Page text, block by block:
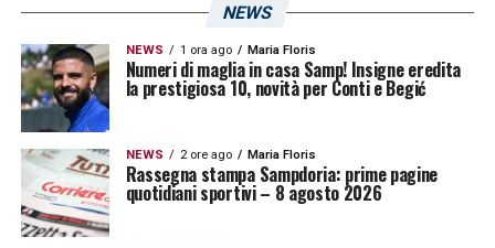
NEWS
NEWS 1 ora ago Maria Floris
Numeri di maglia in casa Samp! Insigne eredita
la prestigiosa 10, novità per Conti e Begić
NEWS 2 ore ago Maria Floris
Rassegna stampa Sampdoria: prime pagine
quotidiani sportivi – 8 agosto 2026